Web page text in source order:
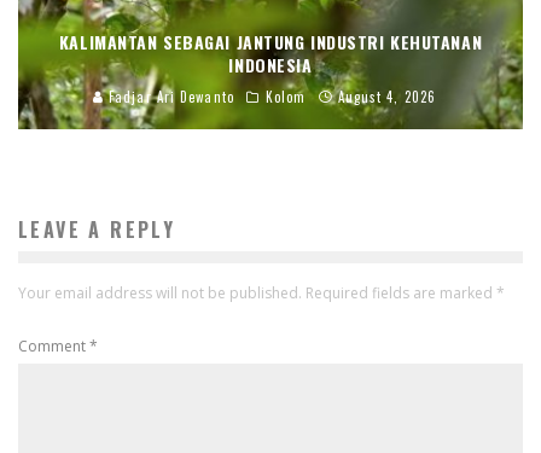
KALIMANTAN SEBAGAI JANTUNG INDUSTRI KEHUTANAN
INDONESIA
Fadjar Ari Dewanto Kolom August 4, 2026
LEAVE A REPLY
Your email address will not be published. Required fields are marked *
Comment*